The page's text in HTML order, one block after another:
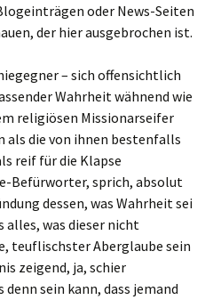
oder News-Seiten
der hier ausgebrochen ist.
– sich offensichtlich
Wahrheit wähnend wie
religiösen Missionarseifer
die von ihnen bestenfalls
reif für die Klapse
Befürworter, sprich, absolut
dessen, was Wahrheit sei
alles, was dieser nicht
teuflischster Aberglaube sein
zeigend, ja, schier
sein kann, dass jemand